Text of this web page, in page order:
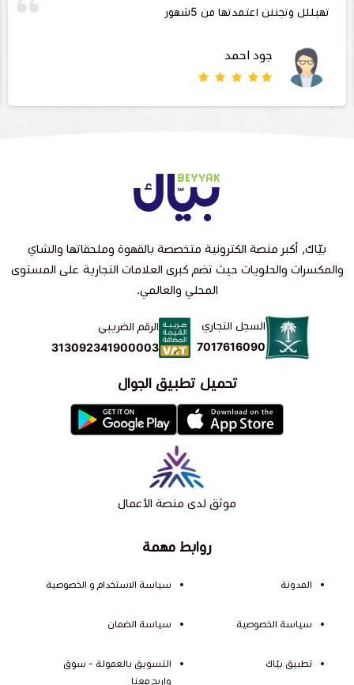
تهبللل وتجننن اعتمدتها من 5شهور
جود احمد
روابط مهمة
المدونة
سياسة الخصوصية
تطبيق بيّاك
سياسة الاستخدام و الخصوصية
سياسة الضمان
التسويق بالعمولة - سوق
واربح معنا
بيّاك, أكبر منصة الكترونية متخصصة بالقهوة وملحقاتها والشاي
والمكسرات والحلويات حيث تضم كبرى العلامات التجارية على المستوى
المحلي والعالمي.
السجل التجاري
7017616090
الرقم الضريبي
313092341900003
تحميل تطبيق الجوال
موثق لدى منصة الأعمال